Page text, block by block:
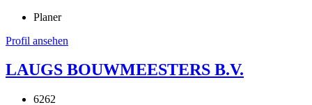
Planer
Profil ansehen
LAUGS BOUWMEESTERS B.V.
6262